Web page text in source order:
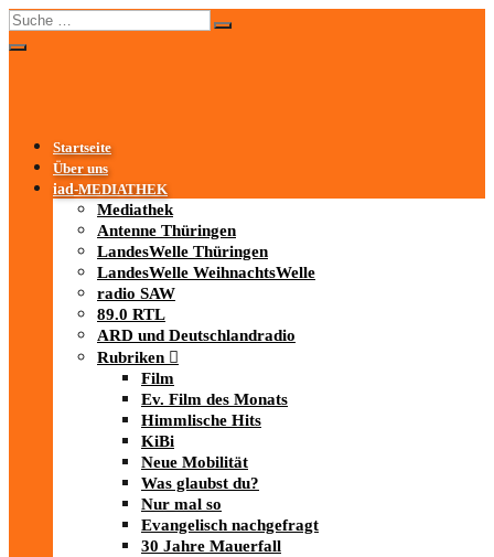
Startseite
Über uns
iad-MEDIATHEK
Mediathek
Antenne Thüringen
LandesWelle Thüringen
LandesWelle WeihnachtsWelle
radio SAW
89.0 RTL
ARD und Deutschlandradio
Rubriken
Film
Ev. Film des Monats
Himmlische Hits
KiBi
Neue Mobilität
Was glaubst du?
Nur mal so
Evangelisch nachgefragt
30 Jahre Mauerfall